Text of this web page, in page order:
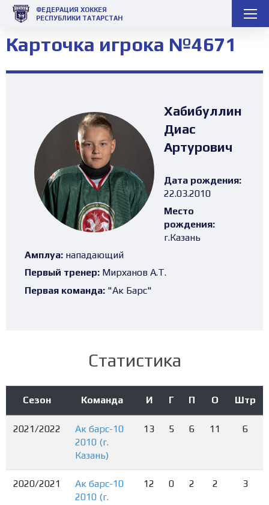
ФЕДЕРАЦИЯ ХОККЕЯ
РЕСПУБЛИКИ ТАТАРСТАН
Карточка игрока №4671
Хабибуллин
Диас
Артурович
Дата рождения:
22.03.2010
Место
рождения:
г.Казань
Амплуа: нападающий
Первый тренер: Мирханов А.Т.
Первая команда: "Ак Барс"
Статистика
Сезон Команда И Г П О Штр
2021/2022
Ак барс-10
2010 (г.
Казань)
13 5 6 11 6
2020/2021
Ак барс-10
2010 (г.
12 0 2 2 3